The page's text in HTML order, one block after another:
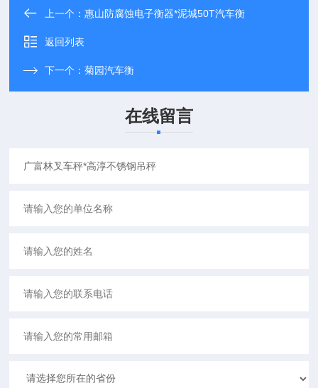
上一个：惠山防腐蚀电子衡器*泥城50T汽车衡
返回列表
下一个：菊园汽车衡
在线留言